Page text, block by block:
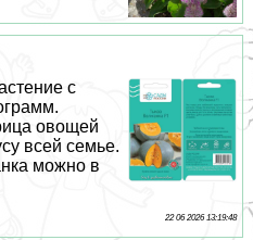
с
овощей
всей семье.
можно в
22 06 2026 13:19:48